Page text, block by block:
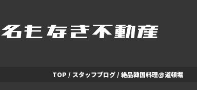
TOP / スタッフブログ / 絶品韓国料理@道頓堀